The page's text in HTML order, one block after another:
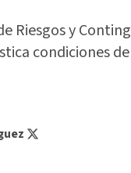
Riesgos y
condiciones